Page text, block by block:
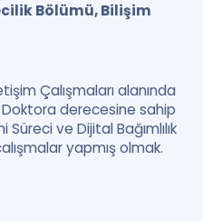
Bölümü, Bilişim
Çalışmaları alanında
Doktora derecesine sahip
ve Dijital Bağımlılık
yapmış olmak.